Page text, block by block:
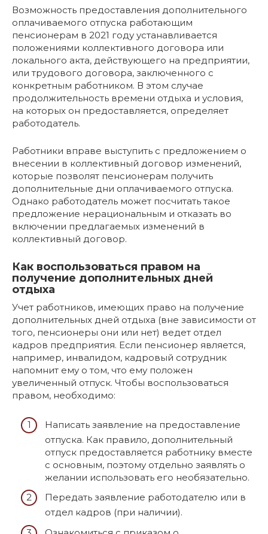
Возможность предоставления дополнительного
оплачиваемого отпуска работающим
пенсионерам в 2021 году устанавливается
положениями коллективного договора или
локального акта, действующего на предприятии,
или трудового договора, заключенного с
конкретным работником. В этом случае
продолжительность времени отдыха и условия,
на которых он предоставляется, определяет
работодатель.
Работники вправе выступить с предложением о
внесении в коллективный договор изменений,
которые позволят пенсионерам получить
дополнительные дни оплачиваемого отпуска.
Однако работодатель может посчитать такое
предложение нерациональным и отказать во
включении предлагаемых изменений в
коллективный договор.
Как воспользоваться правом на
получение дополнительных дней
отдыха
Учет работников, имеющих право на получение
дополнительных дней отдыха (вне зависимости от
того, пенсионеры они или нет) ведет отдел
кадров предприятия. Если пенсионер является,
например, инвалидом, кадровый сотрудник
напомнит ему о том, что ему положен
увеличенный отпуск. Чтобы воспользоваться
правом, необходимо:
Написать заявление на предоставление
отпуска. Как правило, дополнительный
отпуск предоставляется работнику вместе
с основным, поэтому отдельно заявлять о
желании использовать его необязательно.
Передать заявление работодателю или в
отдел кадров (при наличии).